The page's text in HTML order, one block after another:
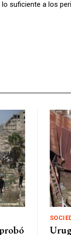
suficiente a los